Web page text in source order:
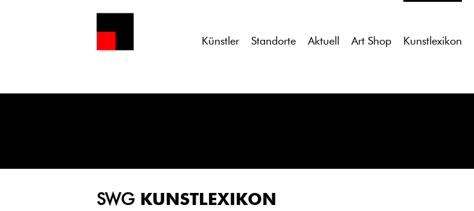
Künstler Standorte Aktuell Art Shop Kunstlexikon
SWG KUNSTLEXIKON